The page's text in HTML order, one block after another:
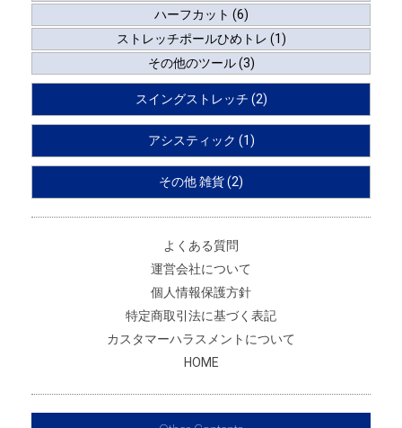
ハーフカット (6)
ストレッチポールひめトレ (1)
その他のツール (3)
スイングストレッチ (2)
アシスティック (1)
その他 雑貨 (2)
よくある質問
運営会社について
個人情報保護方針
特定商取引法に基づく表記
カスタマーハラスメントについて
HOME